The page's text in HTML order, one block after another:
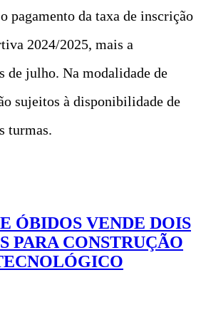
pagamento da taxa de inscrição
2024/2025, mais a
de julho. Na modalidade de
sujeitos à disponibilidade de
turmas.
ÓBIDOS VENDE DOIS
PARA CONSTRUÇÃO